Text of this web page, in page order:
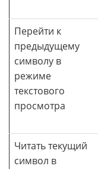
Перейти к
предыдущему
символу в
режиме
текстового
просмотра
Читать текущий
символ в